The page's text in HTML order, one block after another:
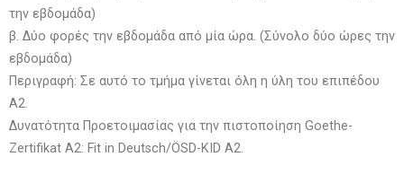
την εβδομάδα)
β. Δύο φορές την εβδομάδα από μία ώρα. (Σύνολο δύο ώρες την
εβδομάδα)
Περιγραφή: Σε αυτό το τμήμα γίνεται όλη η ύλη του επιπέδου
Α2.
Δυνατότητα Προετοιμασίας για την πιστοποίηση Goethe-
Zertifikat A2: Fit in Deutsch/ÖSD-KID A2.